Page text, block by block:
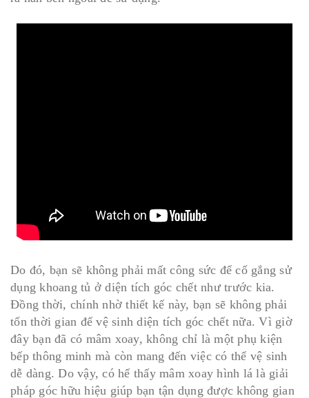
Do đó, bạn sẽ không phải mất công sức để cố gắng sử
dụng khoang tủ ở diện tích góc chết như trước kia.
Đồng thời, chính nhờ thiết kế này, bạn sẽ không phải
tốn thời gian để vệ sinh diện tích góc chết nữa. Vì giờ
đây bạn đã có mâm xoay, không chỉ là một phụ kiện
bếp thông minh mà còn mang đến việc có thể vệ sinh
dễ dàng. Do vậy, có hể thấy mâm xoay hình lá là giải
pháp góc hữu hiệu giúp bạn tận dụng được không gian